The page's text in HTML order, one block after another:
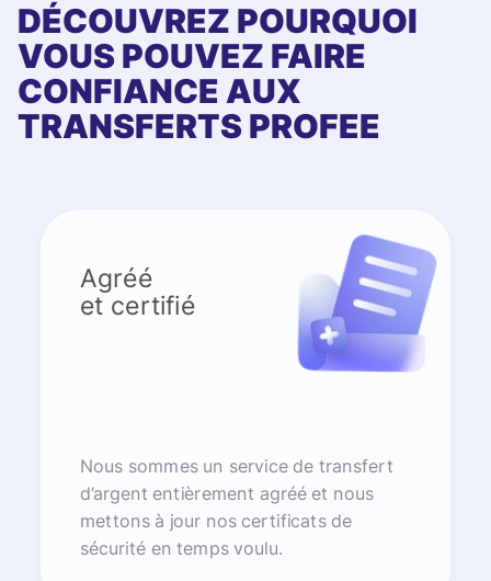
DÉCOUVREZ POURQUOI
VOUS POUVEZ FAIRE
CONFIANCE AUX
TRANSFERTS PROFEE
Agréé
et certifié
Nous sommes un service de transfert
d’argent entièrement agréé et nous
mettons à jour nos certificats de
sécurité en temps voulu.